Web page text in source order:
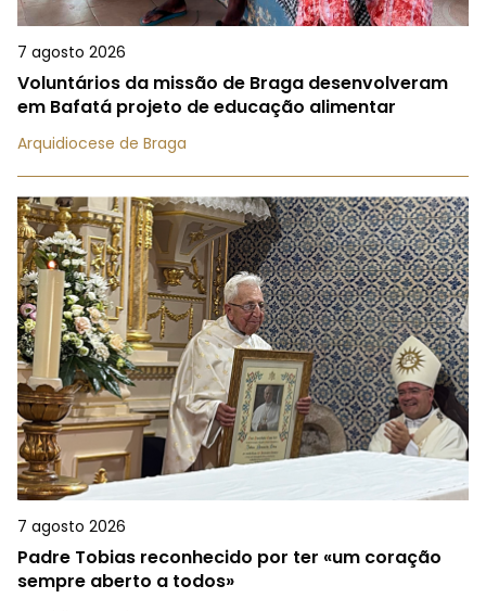
7 agosto 2026
Voluntários da missão de Braga desenvolveram
em Bafatá projeto de educação alimentar
Arquidiocese de Braga
7 agosto 2026
Padre Tobias reconhecido por ter «um coração
sempre aberto a todos»